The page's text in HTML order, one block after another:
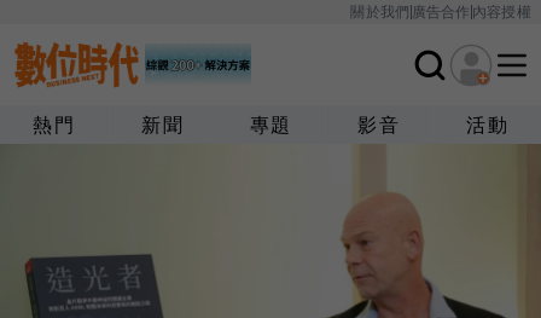
關於我們廣告合作內容授權
熱門 新聞 專題 影音 活動